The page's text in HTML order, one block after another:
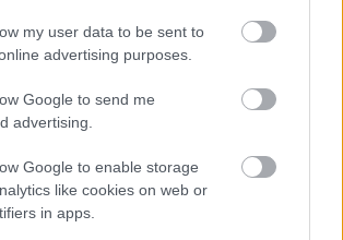
my user data to be sent to
advertising purposes.
Google to send me
advertising.
Google to enable storage
like cookies on web or
in apps.
Τουρισμού: Οι νέες «κόκκινες
το περιβάλλον και τι αλλάζει σε
νησιά και επενδύσεις
μέτωπα για την ενίσχυση της